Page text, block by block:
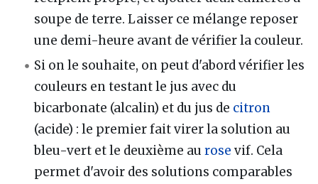
soupe de terre. Laisser ce mélange reposer
une demi-heure avant de vérifier la couleur.
Si on le souhaite, on peut d'abord vérifier les
couleurs en testant le jus avec du
bicarbonate (alcalin) et du jus de citron
(acide) : le premier fait virer la solution au
bleu-vert et le deuxième aurose vif. Cela
permet d'avoir des solutions comparables